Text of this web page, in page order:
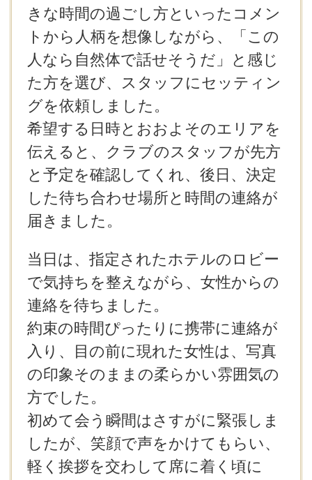
きな時間の過ごし方といったコメン
トから人柄を想像しながら、「この
人なら自然体で話せそうだ」と感じ
た方を選び、スタッフにセッティン
グを依頼しました。
希望する日時とおおよそのエリアを
伝えると、クラブのスタッフが先方
と予定を確認してくれ、後日、決定
した待ち合わせ場所と時間の連絡が
届きました。
当日は、指定されたホテルのロビー
で気持ちを整えながら、女性からの
連絡を待ちました。
約束の時間ぴったりに携帯に連絡が
入り、目の前に現れた女性は、写真
の印象そのままの柔らかい雰囲気の
方でした。
初めて会う瞬間はさすがに緊張しま
したが、笑顔で声をかけてもらい、
軽く挨拶を交わして席に着く頃に